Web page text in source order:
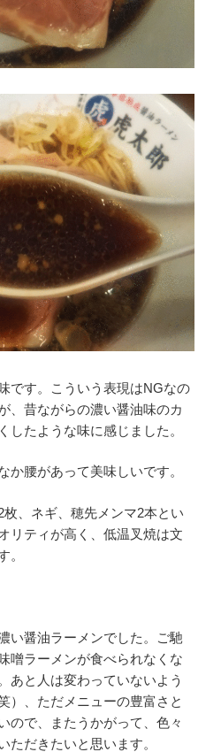
です。こういう表現はNGなの
、昔ながらの濃い醤油味のカ
したような味に感じました。
か腰があって美味しいです。
、ネギ、穂先メンマ2本とい
リティが高く、低温叉焼は文
。
い醤油ラーメンでした。ご馳
噌ラーメンが食べられなくな
あと人は変わっていないよう
）、ただメニューの豊富さと
ので、またうかがって、色々
ただきたいと思います。